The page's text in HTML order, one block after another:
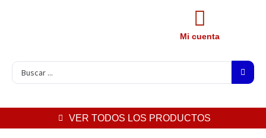
Mi cuenta
VER TODOS LOS PRODUCTOS